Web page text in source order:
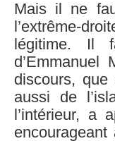
Mais il ne
l’extrême-
légitime. Il
discours,
aussi de
l’intérieur,